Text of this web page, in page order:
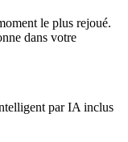
le plus rejoué.
dans votre
par IA inclus